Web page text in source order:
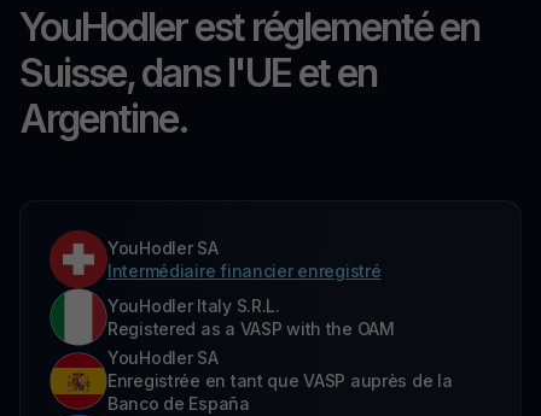
YouHodler est réglementé en
Suisse, dans l'UE et en
Argentine.
YouHodler SA
Intermédiaire financier enregistré
YouHodler Italy S.R.L.
Registered as a VASP with the OAM
YouHodler SA
Enregistrée en tant que VASP auprès de la
Banco de España